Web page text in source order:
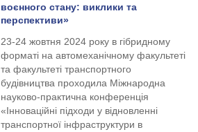
воєнного стану: виклики та
перспективи»
23-24 жовтня 2024 року в гібридному
форматі на автомеханічному факультеті
та факультеті транспортного
будівництва проходила Міжнародна
науково-практична конференція
«Інноваційні підходи у відновленні
транспортної інфраструктури в